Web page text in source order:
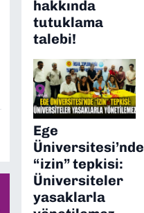
hakkında
tutuklama
talebi!
Ege
Üniversitesi’nde
“izin” tepkisi:
Üniversiteler
yasaklarla